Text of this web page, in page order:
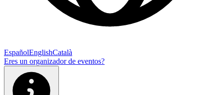
EspañolEnglishCatalà
Eres un organizador de eventos?